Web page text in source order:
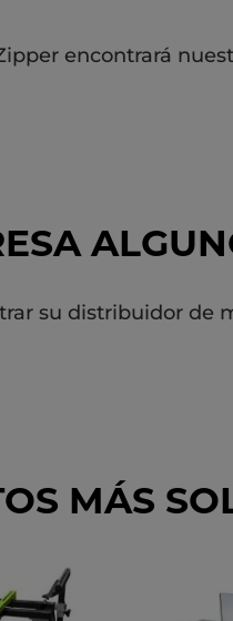
encontrará
su distribuidor de
MÁS